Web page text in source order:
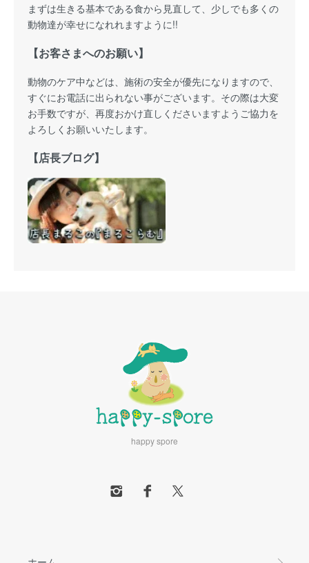
まずは生きる基本である食から見直して、少しでも多くの
動物達が幸せになれれますように!!
【お客さまへのお願い】
動物のケア中などは、施術の安全が優先になりますので、
すぐにお電話に出られない事がございます。その際は大変
お手数ですが、再度おかけ直しくださいますようご協力を
よろしくお願いいたします。
【店長ブログ】
happy spore